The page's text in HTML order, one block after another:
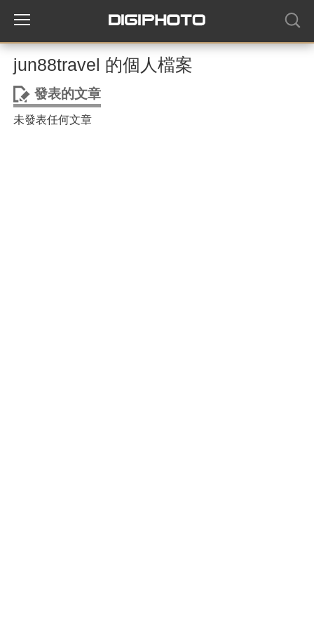
jun88travel 的個人檔案
發表的文章
未發表任何文章